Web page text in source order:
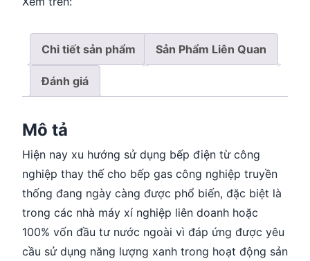
Chi tiết sản phẩm Sản Phẩm Liên Quan
Đánh giá
Mô tả
Hiện nay xu hướng sử dụng bếp điện từ công
nghiệp thay thế cho bếp gas công nghiệp truyền
thống đang ngày càng được phổ biến, đặc biệt là
trong các nhà máy xí nghiệp liên doanh hoặc
100% vốn đầu tư nước ngoài vì đáp ứng được yêu
cầu sử dụng năng lượng xanh trong hoạt động sản